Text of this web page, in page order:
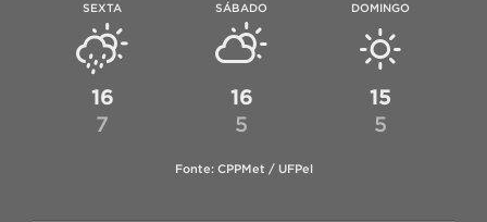
SEXTA
16
7
SÁBADO
16
5
DOMINGO
15
5
Fonte: CPPMet / UFPel